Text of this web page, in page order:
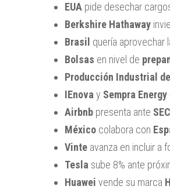
EUApide desechar
Berkshire Hathaway
Brasil quería aprovechar
Bolsas en nivel de
Producción Industrial
IEnova y Sempra Energy
Airbnbpresenta ante SEC
Méxicocolabora con
Vinteavanza en incluir a
Tesla sube 8% ante
Huawei vende su marca